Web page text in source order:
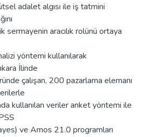
adalet algısı ile iş tatmini
aracılık rolünü ortaya
yöntemi kullanılarak
İlinde
çalışan, 200 pazarlama elemanı
kullanılan veriler anket yöntemi ile
ve Amos 21.0 programları